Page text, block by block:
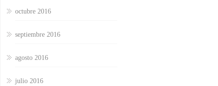
octubre 2016
septiembre 2016
agosto 2016
julio 2016